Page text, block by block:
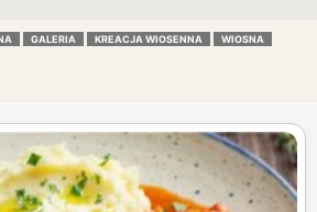
GALERIA KREACJA WIOSENNA WIOSNA